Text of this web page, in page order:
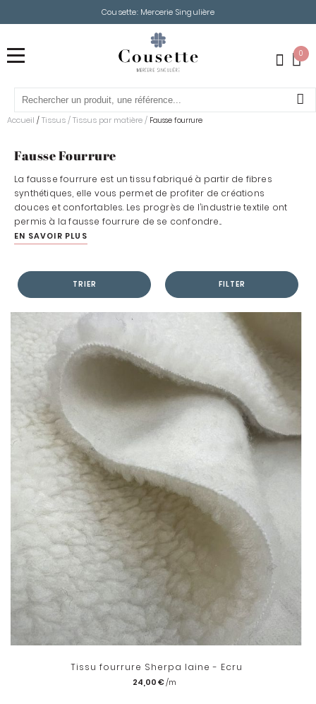
Cousette: Mercerie Singulière
0
Accueil / Tissus /Tissus par matière / Fausse fourrure
Fausse Fourrure
La fausse fourrure est un tissu fabriqué à partir de fibres
synthétiques, elle vous permet de profiter de créations
douces et confortables. Les progrès de l’industrie textile ont
permis à la fausse fourrure de se confondre...
EN SAVOIR PLUS
TRIER FILTER
Tissu fourrure Sherpa laine - Ecru
24,00 €